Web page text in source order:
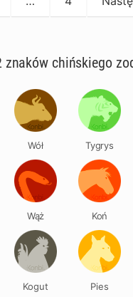
znaków chińskiego
Wół Tygrys
Wąż Koń
Kogut Pies